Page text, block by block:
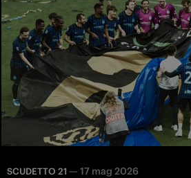
SCUDETTO 21 — 17 mag 2026